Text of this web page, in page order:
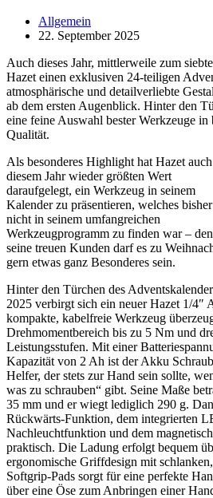
Allgemein
22. September 2025
Auch dieses Jahr, mittlerweile zum
Hazet einen exklusiven 24-teiligen
atmosphärische und detailverliebte
ab dem ersten Augenblick. Hinter den
eine feine Auswahl bester Werkzeuge
Qualität.
Als besonderes Highlight hat Hazet
diesem Jahr wieder größten Wert
daraufgelegt, ein Werkzeug in seinem
Kalender zu präsentieren, welches bisher
nicht in seinem umfangreichen
Werkzeugprogramm zu finden war –
seine treuen Kunden darf es zu
gern etwas ganz Besonderes sein.
Hinter den Türchen des
2025 verbirgt sich ein neuer Hazet 1/4″
kompakte, kabelfreie Werkzeug
Drehmomentbereich bis zu 5 Nm und
Leistungsstufen. Mit einer
Kapazität von 2 Ah ist der Akku
Helfer, der stets zur Hand sein sollte,
was zu schrauben“ gibt. Seine Maße
35 mm und er wiegt lediglich 290 g.
Rückwärts-Funktion, dem integrierten
Nachleuchtfunktion und dem
praktisch. Die Ladung erfolgt bequem
ergonomische Griffdesign mit
Softgrip-Pads sorgt für eine perfekte
über eine Öse zum Anbringen einer